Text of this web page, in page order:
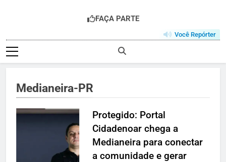
FAÇA PARTE
Você Repórter
Medianeira-PR
Protegido: Portal
Cidadenoar chega a
Medianeira para conectar
a comunidade e gerar